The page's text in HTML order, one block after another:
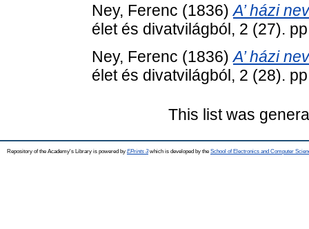
Ney, Ferenc (1836)A’ házi
élet és divatvilágból, 2 (27).
Ney, Ferenc (1836)A’ házi
élet és divatvilágból, 2 (28).
This list was
Repository of the Academy's Library is powered by EPrints 3which is developed by the School of Electronics and Computer